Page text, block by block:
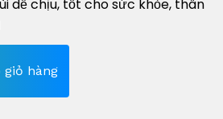
dễ chịu, tốt cho sức khỏe, thân
giỏ hàng